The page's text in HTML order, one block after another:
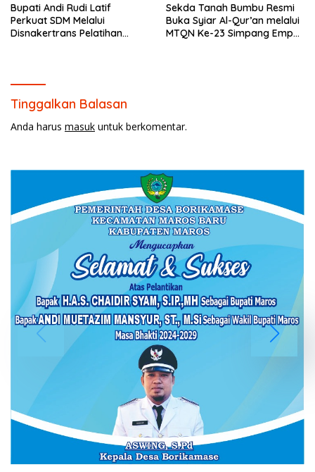
Bupati Andi Rudi Latif
Perkuat SDM Melalui
Disnakertrans Pelatihan
Sekda Tanah Bumbu Resmi
Buka Syiar Al-Qur’an melalui
MTQN Ke-23 Simpang Empat
Tinggalkan Balasan
Anda harus masuk untuk berkomentar.